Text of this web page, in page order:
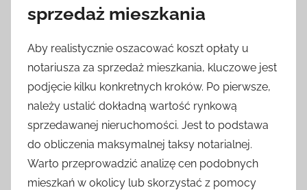
sprzedaż mieszkania
Aby realistycznie oszacować koszt opłaty u
notariusza za sprzedaż mieszkania, kluczowe jest
podjęcie kilku konkretnych kroków. Po pierwsze,
należy ustalić dokładną wartość rynkową
sprzedawanej nieruchomości. Jest to podstawa
do obliczenia maksymalnej taksy notarialnej.
Warto przeprowadzić analizę cen podobnych
mieszkań w okolicy lub skorzystać z pomocy